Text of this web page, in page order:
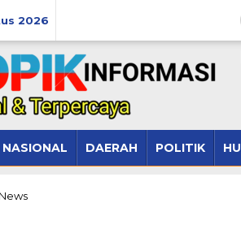
2026
NASIONAL DAERAH POLITIK
NewsKasus